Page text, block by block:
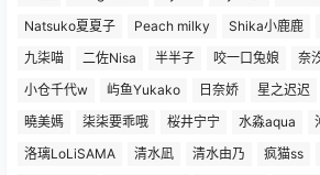
Natsuko夏夏子
Peach milky Shika小鹿鹿
九柒喵
二佐Nisa 半半子 咬一口兔娘 奈
小仓千代w
屿鱼Yukako 日奈娇 星之迟迟
曉美媽
柒柒要乖哦 桜井宁宁 水淼aqua
洛璃LoLiSAMA
清水凪 清水由乃 疯猫ss